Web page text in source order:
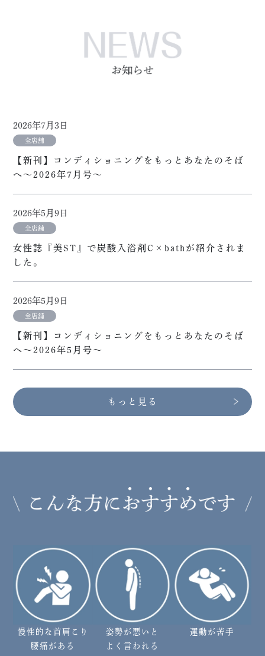
2026年7月3日
全店舗
【新刊】コンディショニングをもっとあなたのそば
へ～2026年7月号～
2026年5月9日
全店舗
女性誌『美ST』で炭酸入浴剤C×bathが紹介されま
した。
2026年5月9日
全店舗
【新刊】コンディショニングをもっとあなたのそば
へ～2026年5月号～
もっと見る
慢性的な首肩こり
腰痛がある
姿勢が悪いと
よく言われる
運動が苦手